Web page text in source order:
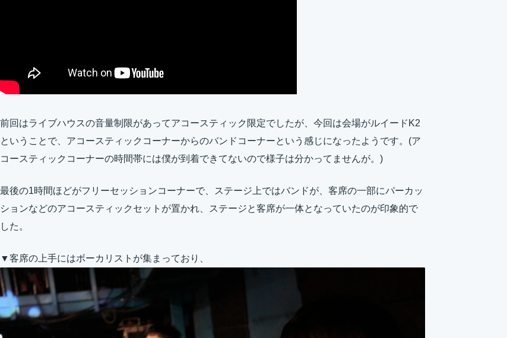
前回はライブハウスの音量制限があってアコースティック限定でしたが、今回は会場がルイードK2
ということで、アコースティックコーナーからのバンドコーナーという感じになったようです。(ア
コースティックコーナーの時間帯には僕が到着できてないので様子は分かってませんが。)
最後の1時間ほどがフリーセッションコーナーで、ステージ上ではバンドが、客席の一部にパーカッ
ションなどのアコースティックセットが置かれ、ステージと客席が一体となっていたのが印象的で
した。
▼客席の上手にはボーカリストが集まっており、